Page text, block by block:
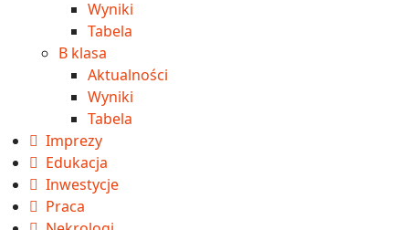
Wyniki
Tabela
B klasa
Aktualności
Wyniki
Tabela
Imprezy
Edukacja
Inwestycje
Praca